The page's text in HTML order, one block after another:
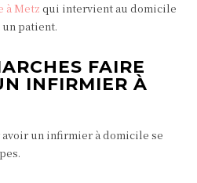
à Metz qui intervient au domicile
patient.
FAIRE
INFIRMIER À
un infirmier à domicile se